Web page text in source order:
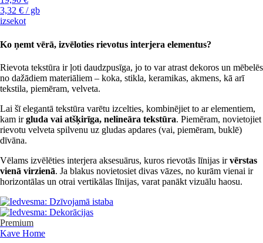
3,32 € / gb
izsekot
Ko ņemt vērā, izvēloties rievotus interjera elementus?
Rievota tekstūra ir ļoti daudzpusīga, jo to var atrast dekoros un mēbelēs
no dažādiem materiāliem – koka, stikla, keramikas, akmens, kā arī
tekstila, piemēram, velveta.
Lai šī elegantā tekstūra varētu izcelties, kombinējiet to ar elementiem,
kam irgluda vai atšķirīga, nelineāra tekstūra. Piemēram, novietojiet
rievotu velveta spilvenu uz gludas apdares (vai, piemēram, buklē)
dīvāna.
Vēlams izvēlēties interjera aksesuārus, kuros rievotās līnijas irvērstas
vienā virzienā. Ja blakus novietosiet divas vāzes, no kurām vienai ir
horizontālas un otrai vertikālas līnijas, varat panākt vizuālu haosu.
Premium
Kave Home